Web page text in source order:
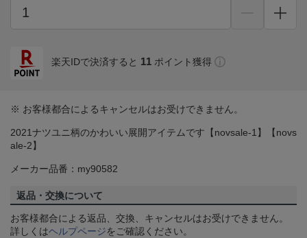
楽天IDで決済すると 11 ポイント獲得
※ お客様都合によるキャンセルはお受けできません。
2021ナツユニ柄のかわいい展開アイテムです【novsale-1】【novs
ale-2】
メーカー品番：my90582
返品・交換について
お客様都合による返品、交換、キャンセルはお受けできません。
詳しくはヘルプページをご確認ください。